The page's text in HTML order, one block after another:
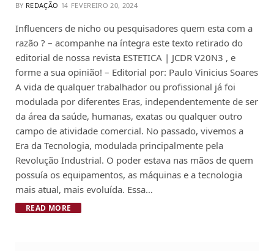
BY REDAÇÃO FEVEREIRO 20, 2024
Influencers de nicho ou pesquisadores quem esta com a
razão ? – acompanhe na íntegra este texto retirado do
editorial de nossa revista ESTETICA | JCDR V20N3 , e
forme a sua opinião! – Editorial por: Paulo Vinicius Soares
A vida de qualquer trabalhador ou profissional já foi
modulada por diferentes Eras, independentemente de ser
da área da saúde, humanas, exatas ou qualquer outro
campo de atividade comercial. No passado, vivemos a
Era da Tecnologia, modulada principalmente pela
Revolução Industrial. O poder estava nas mãos de quem
possuía os equipamentos, as máquinas e a tecnologia
mais atual, mais evoluída. Essa…
READ MORE